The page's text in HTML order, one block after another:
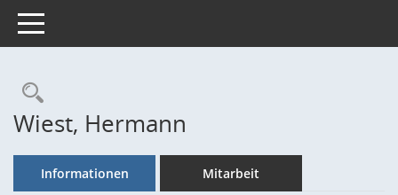
Toggle navigation
Rechercheauswahl
Wiest, Hermann
Informationen Mitarbeit